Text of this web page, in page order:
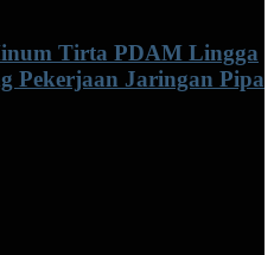
Tirta PDAM Lingga
Pekerjaan Jaringan Pipa